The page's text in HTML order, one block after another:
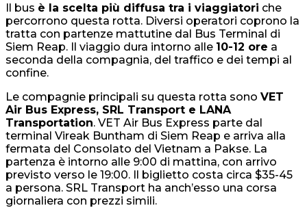
Il bus è la scelta più diffusa tra i viaggiatori che
percorrono questa rotta. Diversi operatori coprono la
tratta con partenze mattutine dal Bus Terminal di
Siem Reap. Il viaggio dura intorno alle 10-12 ore a
seconda della compagnia, del traffico e dei tempi al
confine.
Le compagnie principali su questa rotta sono VET
Air Bus Express, SRL Transport e LANA
Transportation. VET Air Bus Express parte dal
terminal Vireak Buntham di Siem Reap e arriva alla
fermata del Consolato del Vietnam a Pakse. La
partenza è intorno alle 9:00 di mattina, con arrivo
previsto verso le 19:00. Il biglietto costa circa $35-45
a persona. SRL Transport ha anch’esso una corsa
giornaliera con prezzi simili.